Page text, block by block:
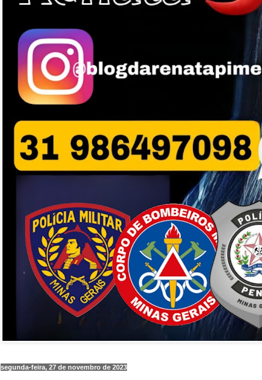
segunda-feira, 27 de novembro de 2023